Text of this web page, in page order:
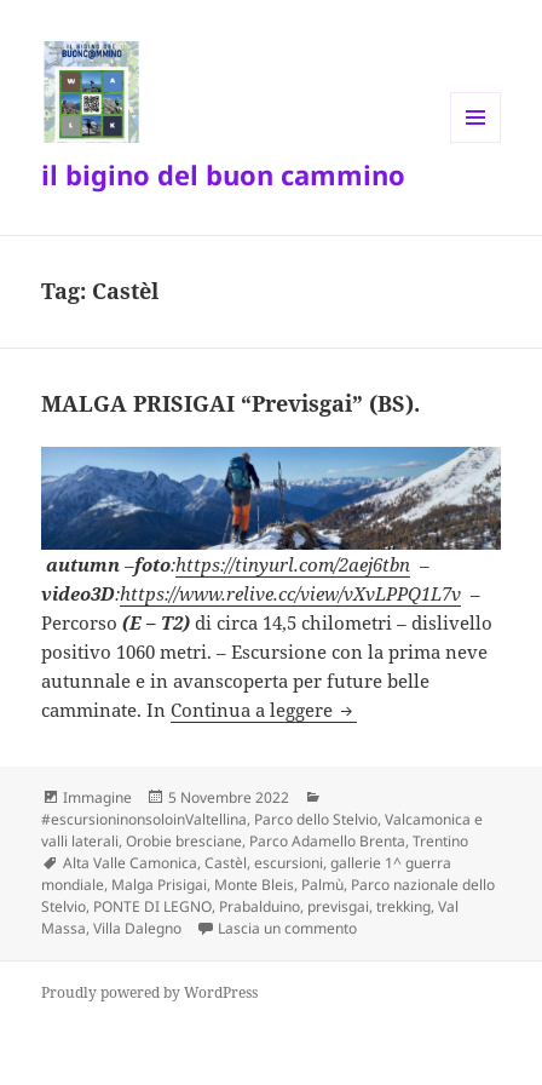
il bigino del buon cammino
Tag: Castèl
MALGA PRISIGAI “Previsgai” (BS).
autumn –foto:https://tinyurl.com/2aej6tbn –
video3D:https://www.relive.cc/view/vXvLPPQ1L7v –
Percorso(E – T2) di circa 14,5 chilometri – dislivello
positivo 1060 metri. – Escursione con la prima neve
autunnale e in avanscoperta per future belle
camminate. InContinua a leggere MALGA PRISIGAI
Formato
Immagine
Scritto
il
5 Novembre 2022
#escursioninonsoloinValtellina, Parco dello Stelvio,Valcamonica e
valli laterali, Orobie bresciane, Parco Adamello Brenta, Trentino
Tag
Alta Valle Camonica,Castèl,escursioni,gallerie 1^ guerra
mondiale, Malga Prisigai, Monte Bleis, Palmù, Parco nazionale dello
Stelvio, PONTE DI LEGNO, Prabalduino, previsgai,trekking,Val
Massa,Villa Dalegno Lascia un commentosu MALGA PRISIGAI
Proudly powered by WordPress